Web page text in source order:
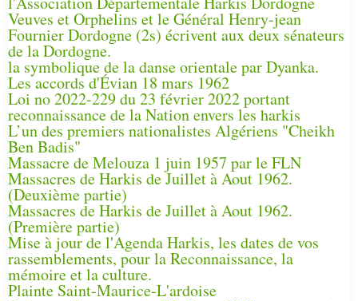
Veuves et Orphelins et le Général Henry-jean
Fournier Dordogne (2s) écrivent aux deux sénateurs
de la Dordogne.
la symbolique de la danse orientale par Dyanka.
Les accords d'Évian 18 mars 1962
Loi no 2022-229 du 23 février 2022 portant
reconnaissance de la Nation envers les harkis
L’un des premiers nationalistes Algériens "Cheikh
Ben Badis"
Massacre de Melouza 1 juin 1957 par le FLN
Massacres de Harkis de Juillet à Aout 1962.
(Deuxième partie)
Massacres de Harkis de Juillet à Aout 1962.
(Première partie)
Mise à jour de l'Agenda Harkis, les dates de vos
rassemblements, pour la Reconnaissance, la
mémoire et la culture.
Plainte Saint-Maurice-L'ardoise